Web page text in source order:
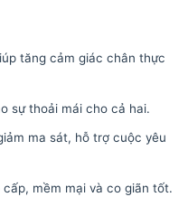
tăng cảm giác chân thực
sự thoải mái cho cả hai.
ma sát, hỗ trợ cuộc yêu
mềm mại và co giãn tốt.